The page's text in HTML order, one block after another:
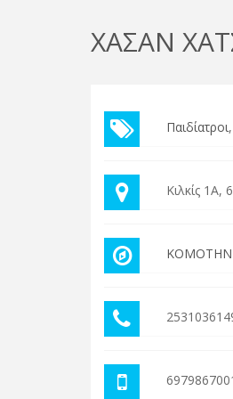
ΧΑΣΑΝ
Παιδίατροι
Κιλκίς 1Α,